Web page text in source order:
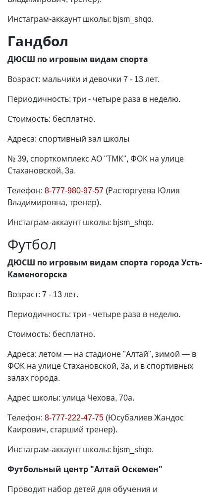
Инстаграм-аккаунт школы: bjsm_shqo.
Гандбол
ДЮСШ по игровым видам спорта
Возраст: мальчики и девочки 7 - 13 лет.
Периодичность: три - четыре раза в неделю.
Стоимость: бесплатно.
Адреса: спортивный зал школы
№ 39, спорткомплекс АО "ТМК", ФОК на улице
Стахановской, 3а.
Телефон: 8-777-980-97-57 (Расторгуева Юлия
Владимировна, тренер).
Инстаграм-аккаунт школы: bjsm_shqo.
Футбол
ДЮСШ по игровым видам спорта города Усть-
Каменогорска
Возраст: 7 - 13 лет.
Периодичность: три - четыре раза в неделю.
Стоимость: бесплатно.
Адреса: летом — на стадионе "Алтай", зимой — в
ФОК на улице Стахановской, 3а, и в спортивных
залах города.
Адрес школы: улица Чехова, 70а.
Телефон: 8-777-222-47-75 (Юсубалиев Жандос
Каирович, старший тренер).
Инстаграм-аккаунт школы: bjsm_shqo.
Футбольный центр "Алтай Оскемен"
Проводит набор детей для обучения и